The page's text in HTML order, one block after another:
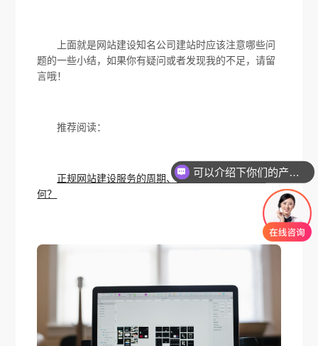
上面就是网站建设知名公司建站时应该注意哪些问
题的一些小结，如果你有疑问或者发现我的不足，请留
言哦！
推荐阅读：
正规网站建设服务的周期、定金、后期维护是如
何？